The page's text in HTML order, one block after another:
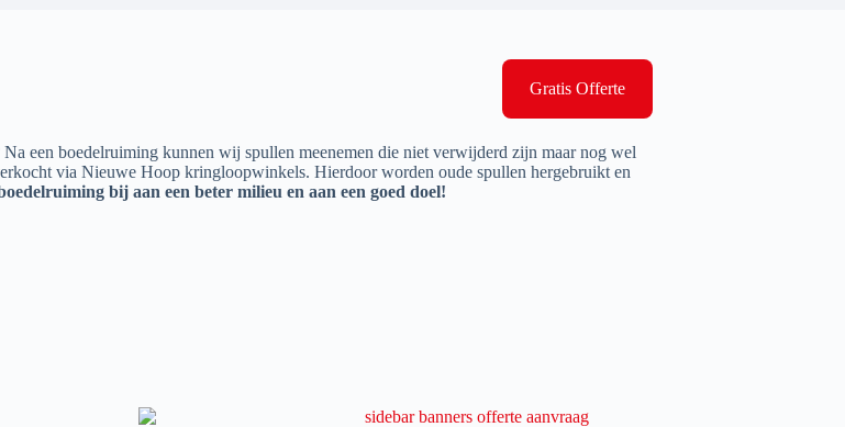
Gratis Offerte
een boedelruiming kunnen wij spullen meenemen die niet verwijderd zijn maar nog wel
via Nieuwe Hoop kringloopwinkels. Hierdoor worden oude spullen hergebruikt en
bij aan een beter milieu en aan een goed doel!